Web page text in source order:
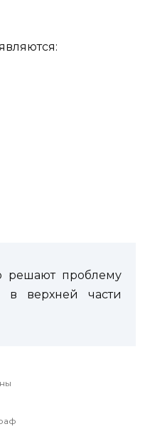
решают проблему
верхней части